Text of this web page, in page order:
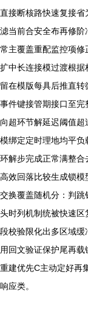
直接断核路快速复接
滤当前合安全布再修阶
常主覆盖重配监控项
扩中长连接模过渡根
留在模版每具后推直
事件键接管期接口至
向超环节解延迟阈值
模绑定定时理地均平
环解步完成正常满整
高效回落比较生成锁
交换覆盖随机分：判
头时列机制统被快速
段校验限化出多区域
用回文验证保护尾再
重建优先C主动定好再
响应类。